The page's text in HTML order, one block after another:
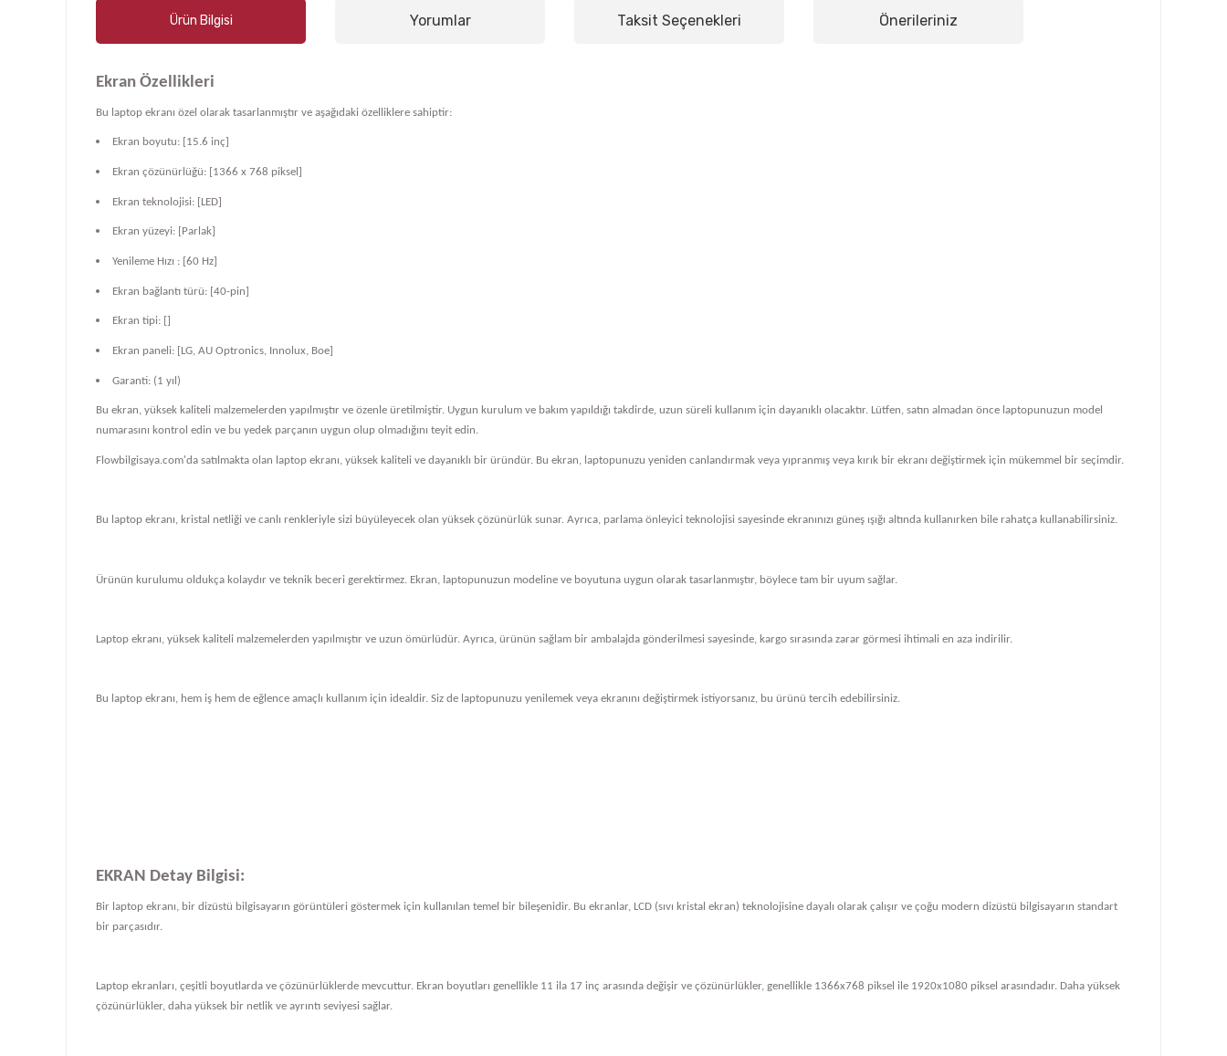
Ürün Bilgisi Yorumlar Taksit Seçenekleri Önerileriniz
Ekran Özellikleri
Bu laptop ekranı özel olarak tasarlanmıştır ve aşağıdaki özelliklere sahiptir:
Ekran boyutu: [15.6 inç]
Ekran çözünürlüğü: [1366 x 768 piksel]
Ekran teknolojisi: [LED]
Ekran yüzeyi: [Parlak]
Yenileme Hızı : [60 Hz]
Ekran bağlantı türü: [40-pin]
Ekran tipi: []
Ekran paneli: [LG, AU Optronics, Innolux, Boe]
Garanti: (1 yıl)
Bu ekran, yüksek kaliteli malzemelerden yapılmıştır ve özenle üretilmiştir. Uygun kurulum ve bakım yapıldığı takdirde, uzun süreli kullanım için dayanıklı olacaktır. Lütfen, satın almadan önce laptopunuzun model
numarasını kontrol edin ve bu yedek parçanın uygun olup olmadığını teyit edin.
Flowbilgisaya.com'da satılmakta olan laptop ekranı, yüksek kaliteli ve dayanıklı bir üründür. Bu ekran, laptopunuzu yeniden canlandırmak veya yıpranmış veya kırık bir ekranı değiştirmek için mükemmel bir seçimdir.
Bu laptop ekranı, kristal netliği ve canlı renkleriyle sizi büyüleyecek olan yüksek çözünürlük sunar. Ayrıca, parlama önleyici teknolojisi sayesinde ekranınızı güneş ışığı altında kullanırken bile rahatça kullanabilirsiniz.
Ürünün kurulumu oldukça kolaydır ve teknik beceri gerektirmez. Ekran, laptopunuzun modeline ve boyutuna uygun olarak tasarlanmıştır, böylece tam bir uyum sağlar.
Laptop ekranı, yüksek kaliteli malzemelerden yapılmıştır ve uzun ömürlüdür. Ayrıca, ürünün sağlam bir ambalajda gönderilmesi sayesinde, kargo sırasında zarar görmesi ihtimali en aza indirilir.
Bu laptop ekranı, hem iş hem de eğlence amaçlı kullanım için idealdir. Siz de laptopunuzu yenilemek veya ekranını değiştirmek istiyorsanız, bu ürünü tercih edebilirsiniz.
EKRAN Detay Bilgisi:
Bir laptop ekranı, bir dizüstü bilgisayarın görüntüleri göstermek için kullanılan temel bir bileşenidir. Bu ekranlar, LCD (sıvı kristal ekran) teknolojisine dayalı olarak çalışır ve çoğu modern dizüstü bilgisayarın standart
bir parçasıdır.
Laptop ekranları, çeşitli boyutlarda ve çözünürlüklerde mevcuttur. Ekran boyutları genellikle 11 ila 17 inç arasında değişir ve çözünürlükler, genellikle 1366x768 piksel ile 1920x1080 piksel arasındadır. Daha yüksek
çözünürlükler, daha yüksek bir netlik ve ayrıntı seviyesi sağlar.